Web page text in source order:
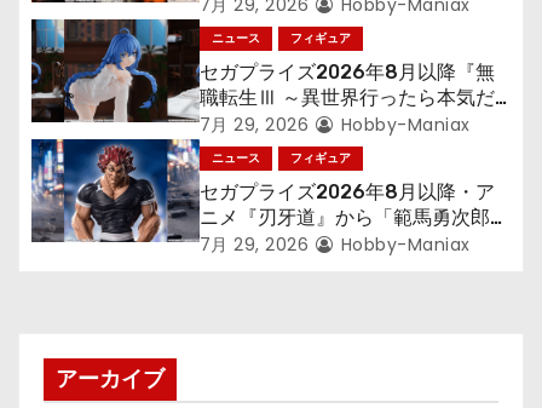
ョ
ン
「フリーレン」を立体化！
7月 29, 2026 Hobby-Maniax
ニュース フィギュア
セガプライズ2026年8月以降『無
職転生Ⅲ ～異世界行ったら本気だ
す～』から「ロキシー」のフィギュ
アが登場！
7月 29, 2026 Hobby-Maniax
ニュース フィギュア
セガプライズ2026年8月以降・ア
ニメ『刃牙道』から「範馬勇次郎」
が登場ッッ!!
7月 29, 2026 Hobby-Maniax
アーカイブ